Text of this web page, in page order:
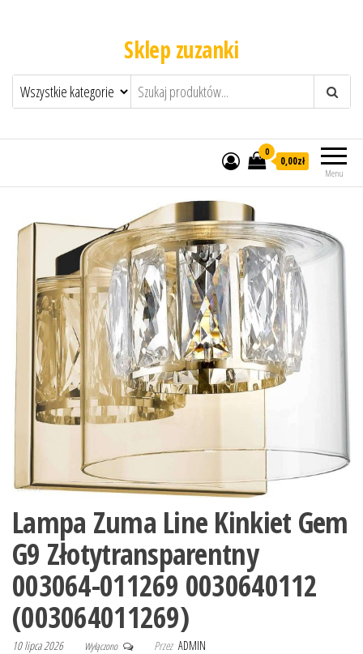
Sklep zuzanki
Menu
0
0,00zł
Lampa Zuma Line Kinkiet Gem
G9 Złotytransparentny
003064-011269 0030640112
(003064011269)
10 lipca 2026 Wyłączono Przez ADMIN